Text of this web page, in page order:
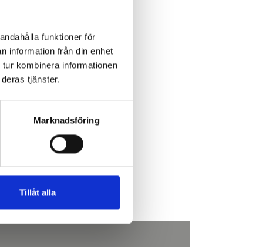
funktioner för
information från din enhet
kombinera informationen
tjänster.
Marknadsföring
Tillåt alla